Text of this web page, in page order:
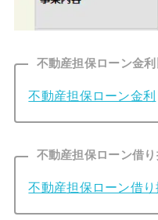
不動産担保ローン金
不動産担保ローン金利
不動産担保ローン借
不動産担保ローン借り